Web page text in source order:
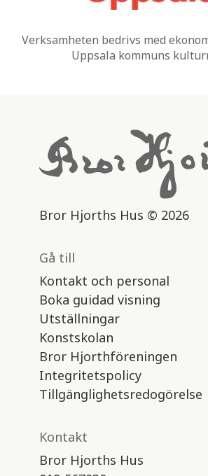
Verksamheten bedrivs med
Uppsala kommuns
Bror Hjorths Hus © 2026
Gå till
Kontakt och personal
Boka guidad visning
Utställningar
Konstskolan
Bror Hjorthföreningen
Integritetspolicy
Tillgänglighetsredogörelse
Kontakt
Bror Hjorths Hus